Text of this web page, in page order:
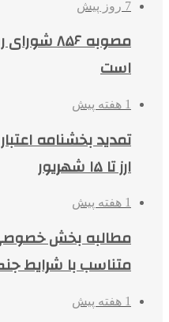
7 روز پیش
مصوبه ۸۵۶
است
1 هفته پیش
تمدید بخشنامه
ارز تا ۱۵ شهریور
1 هفته پیش
مطالبه بخش خصوصی
متناسب با شرایط
1 هفته پیش